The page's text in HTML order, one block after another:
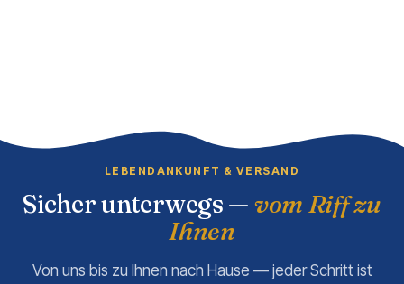
LEBENDANKUNFT & VERSAND
Sicher unterwegs — vom Riff zu
Ihnen
Von uns bis zu Ihnen nach Hause — jeder Schritt ist